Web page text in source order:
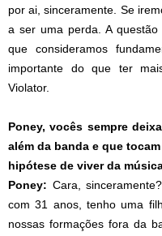
por ai, sinceramente. Se
a ser uma perda. A
que consideramos
importante do que ter
Violator.
Poney, vocês sempre
além da banda e que
hipótese de viver da
Poney: Cara,
com 31 anos, tenho uma
nossas formações fora da